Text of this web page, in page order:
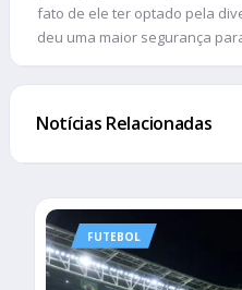
fato de ele ter optado pela
deu uma maior segurança
Notícias Relacionadas
FUTEBOL